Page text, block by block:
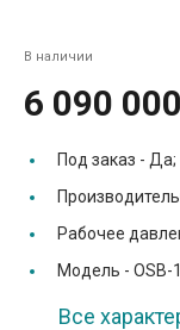
В наличии
6 090
Под заказ - Да;
Рабочее
Модель - OSB-
Все